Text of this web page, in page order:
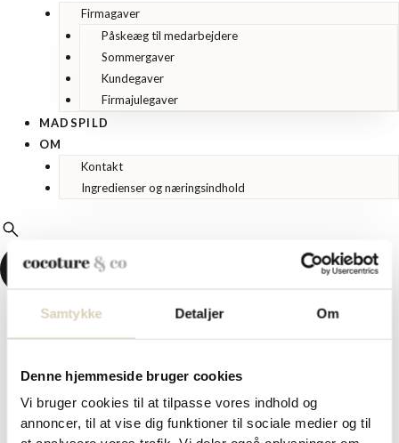
Samtykke Detaljer Om
Denne hjemmeside bruger cookies
Vi bruger cookies til at tilpasse vores indhold og
annoncer, til at vise dig funktioner til sociale medier og til
Firmagaver
Påskeæg til medarbejdere
Sommergaver
Kundegaver
Firmajulegaver
MADSPILD
OM
Kontakt
Ingredienser og næringsindhold
KR.0,00 0 KURV
chokoladeæg, marcipanæg og påskeskum i grønt Cocoture
metalæg – 300g
Fyldte chokoladeæg,